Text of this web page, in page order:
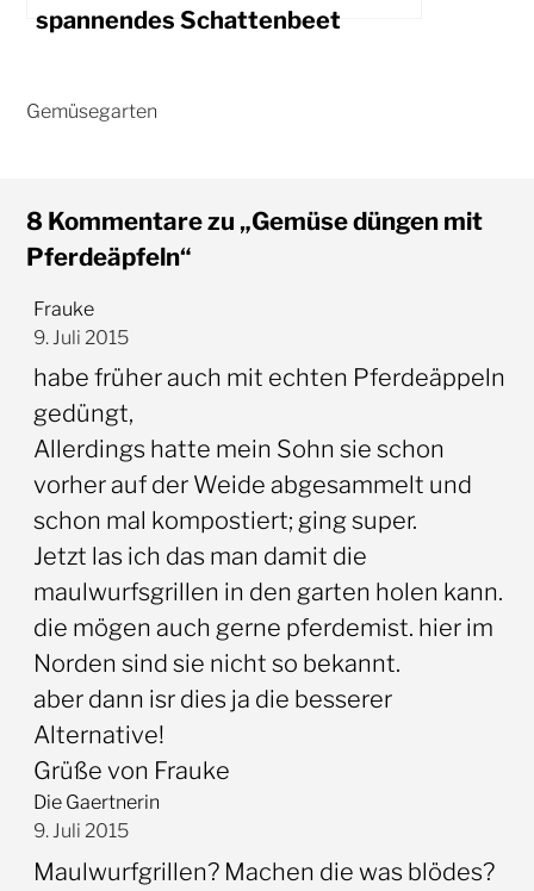
spannendes Schattenbeet
8 Kommentare zu „Gemüse düngen mit
Pferdeäpfeln“
Frauke
9. Juli 2015
habe früher auch mit echten Pferdeäppeln
gedüngt,
Allerdings hatte mein Sohn sie schon
vorher auf der Weide abgesammelt und
schon mal kompostiert; ging super.
Jetzt las ich das man damit die
maulwurfsgrillen in den garten holen kann.
die mögen auch gerne pferdemist. hier im
Norden sind sie nicht so bekannt.
aber dann isr dies ja die besserer
Alternative!
Grüße von Frauke
Die Gaertnerin
9. Juli 2015
Maulwurfgrillen? Machen die was blödes?